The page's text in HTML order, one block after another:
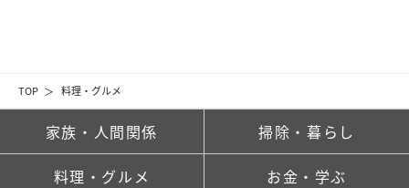
TOP 料理・グルメ
家族・人間関係 掃除・暮らし
料理・グルメ お金・学ぶ